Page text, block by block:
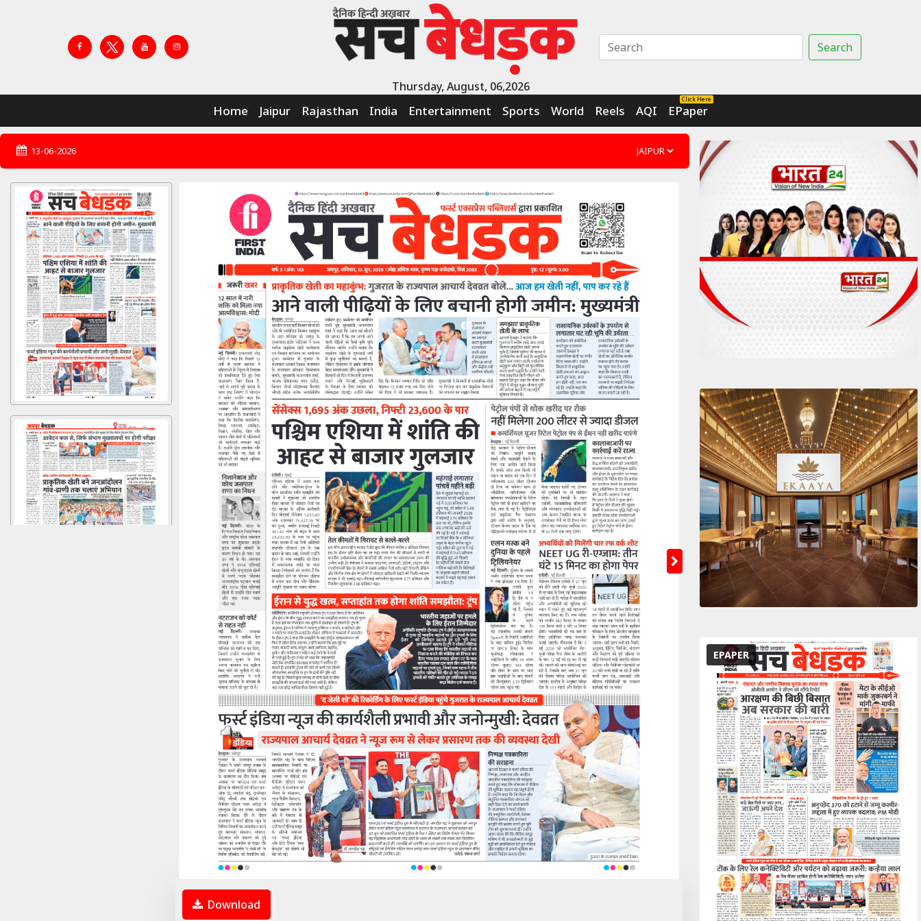
Thursday, August, 06,2026
Search
Home Jaipur Rajasthan India Entertainment Sports World Reels AQI
Click Here
EPaper
Download
EPAPER